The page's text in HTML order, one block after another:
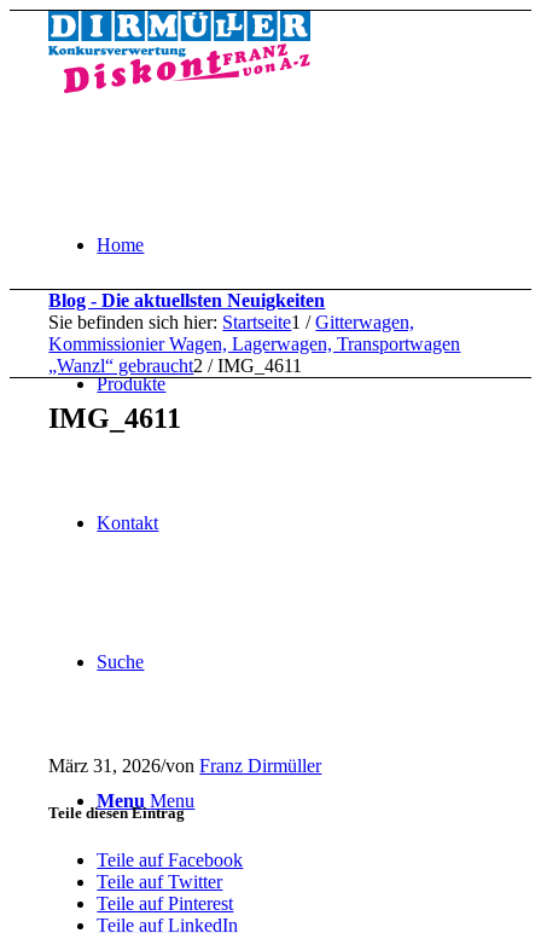
Home
Produkte
Kontakt
Suche
Menu Menu
Blog - Die aktuellsten Neuigkeiten
Sie befinden sich hier: Startseite1 / Gitterwagen,
Kommissionier Wagen, Lagerwagen, Transportwagen
„Wanzl“ gebraucht2 / IMG_4611
IMG_4611
März 31, 2026/vonFranz Dirmüller
Teile diesen Eintrag
Teile auf Facebook
Teile auf Twitter
Teile auf Pinterest
Teile auf LinkedIn